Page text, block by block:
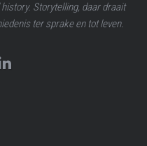
Storytelling, daar draait
ter sprake en tot leven.